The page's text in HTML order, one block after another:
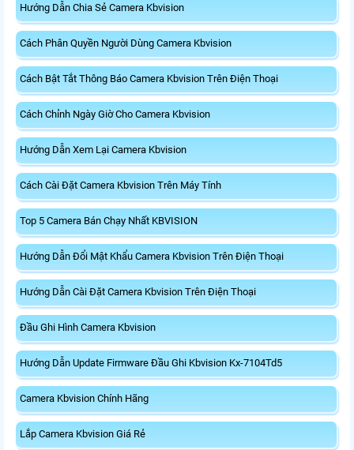
Hướng Dẫn Chia Sẻ Camera Kbvision
Cách Phân Quyền Người Dùng Camera Kbvision
Cách Bật Tắt Thông Báo Camera Kbvision Trên Điện Thoại
Cách Chỉnh Ngày Giờ Cho Camera Kbvision
Hướng Dẫn Xem Lại Camera Kbvision
Cách Cài Đặt Camera Kbvision Trên Máy Tính
Top 5 Camera Bán Chạy Nhất KBVISION
Hướng Dẫn Đổi Mật Khẩu Camera Kbvision Trên Điện Thoại
Hướng Dẫn Cài Đặt Camera Kbvision Trên Điện Thoại
Đầu Ghi Hình Camera Kbvision
Hướng Dẫn Update Firmware Đầu Ghi Kbvision Kx-7104Td5
Camera Kbvision Chính Hãng
Lắp Camera Kbvision Giá Rẻ